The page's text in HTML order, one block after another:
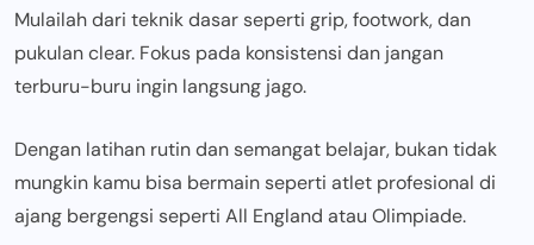
Mulailah dari teknik dasar seperti grip, footwork, dan
pukulan clear. Fokus pada konsistensi dan jangan
terburu-buru ingin langsung jago.
Dengan latihan rutin dan semangat belajar, bukan tidak
mungkin kamu bisa bermain seperti atlet profesional di
ajang bergengsi seperti All England atau Olimpiade.